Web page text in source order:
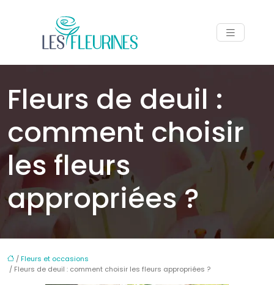
Fleurs de deuil :
comment choisir
les fleurs
appropriées ?
/Fleurs et occasions
/ Fleurs de deuil : comment choisir les fleurs appropriées ?